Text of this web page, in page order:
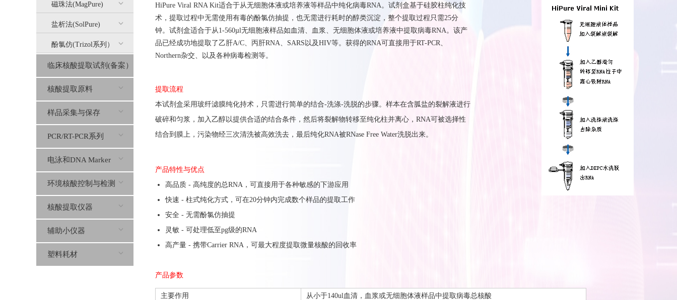
磁珠法(MagPure)
盐析法(SolPure)
酚氯仿(Trizol系列）
临床核酸提取试剂(备案）
核酸提取原料
样品采集与保存
PCR/RT-PCR系列
电泳和DNA Marker
环境核酸控制与检测
核酸提取仪器
辅助小仪器
塑料耗材
HiPure Viral RNA Kit适合于从无细胞体液或培养液等样品中纯化病毒RNA。试剂盒基于硅胶柱纯化技
术，提取过程中无需使用有毒的酚氯仿抽提，也无需进行耗时的醇类沉淀，整个提取过程只需25分
钟。试剂盒适合于从1-560µl无细胞液样品如血清、血浆、无细胞体液或培养液中提取病毒RNA。该产
品已经成功地提取了乙肝A/C、丙肝RNA、SARS以及HIV等。获得的RNA可直接用于RT-PCR、
Northern杂交、以及各种病毒检测等。
提取流程
本试剂盒采用玻纤滤膜纯化持术，只需进行简单的结合-洗涤-洗脱的步骤。样本在含胍盐的裂解液进行
破碎和匀浆 ， 加入乙醇以提供合适的结合条件， 然后将裂解物转移至纯化柱并离心， RNA可被选择性
结合到膜上，污染物经三次清洗被高效洗去，最后纯化RNA被RNase Free Water洗脱出来。
产品特性与优点
高品质 - 高纯度的总RNA，可直接用于各种敏感的下游应用
快速 - 柱式纯化方式，可在20分钟内完成数个样品的提取工作
安全 - 无需酚氯仿抽提
灵敏 - 可处理低至pg级的RNA
高产量 - 携带Carrier RNA，可最大程度提取微量核酸的回收率
产品参数
主要作用 从小于140ul血清，血浆或无细胞体液样品中提取病毒总核酸